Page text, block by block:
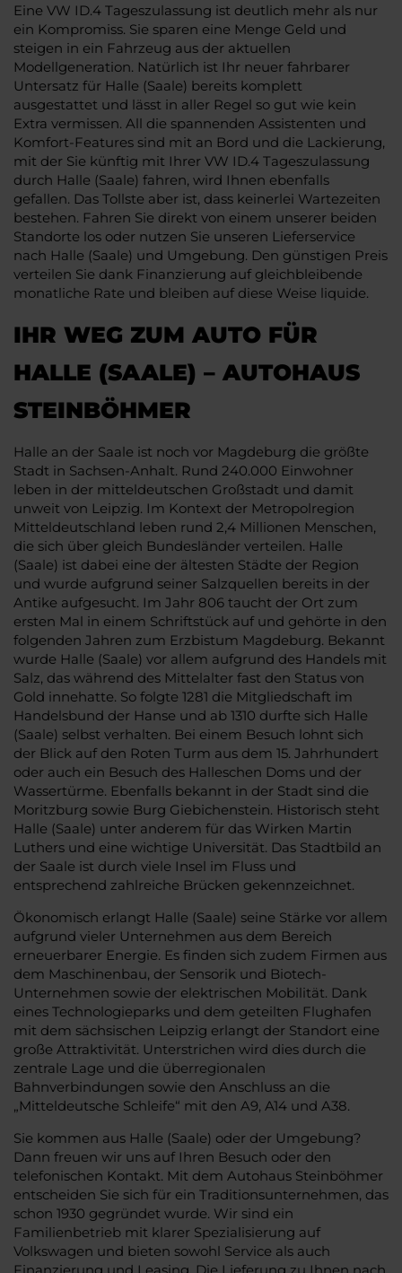
Eine VW ID.4 Tageszulassung ist deutlich mehr als nur
ein Kompromiss. Sie sparen eine Menge Geld und
steigen in ein Fahrzeug aus der aktuellen
Modellgeneration. Natürlich ist Ihr neuer fahrbarer
Untersatz für Halle (Saale) bereits komplett
ausgestattet und lässt in aller Regel so gut wie kein
Extra vermissen. All die spannenden Assistenten und
Komfort-Features sind mit an Bord und die Lackierung,
mit der Sie künftig mit Ihrer VW ID.4 Tageszulassung
durch Halle (Saale) fahren, wird Ihnen ebenfalls
gefallen. Das Tollste aber ist, dass keinerlei Wartezeiten
bestehen. Fahren Sie direkt von einem unserer beiden
Standorte los oder nutzen Sie unseren Lieferservice
nach Halle (Saale) und Umgebung. Den günstigen Preis
verteilen Sie dank Finanzierung auf gleichbleibende
monatliche Rate und bleiben auf diese Weise liquide.
IHR WEG ZUM AUTO FÜR
HALLE (SAALE) – AUTOHAUS
STEINBÖHMER
Halle an der Saale ist noch vor Magdeburg die größte
Stadt in Sachsen-Anhalt. Rund 240.000 Einwohner
leben in der mitteldeutschen Großstadt und damit
unweit von Leipzig. Im Kontext der Metropolregion
Mitteldeutschland leben rund 2,4 Millionen Menschen,
die sich über gleich Bundesländer verteilen. Halle
(Saale) ist dabei eine der ältesten Städte der Region
und wurde aufgrund seiner Salzquellen bereits in der
Antike aufgesucht. Im Jahr 806 taucht der Ort zum
ersten Mal in einem Schriftstück auf und gehörte in den
folgenden Jahren zum Erzbistum Magdeburg. Bekannt
wurde Halle (Saale) vor allem aufgrund des Handels mit
Salz, das während des Mittelalter fast den Status von
Gold innehatte. So folgte 1281 die Mitgliedschaft im
Handelsbund der Hanse und ab 1310 durfte sich Halle
(Saale) selbst verhalten. Bei einem Besuch lohnt sich
der Blick auf den Roten Turm aus dem 15. Jahrhundert
oder auch ein Besuch des Halleschen Doms und der
Wassertürme. Ebenfalls bekannt in der Stadt sind die
Moritzburg sowie Burg Giebichenstein. Historisch steht
Halle (Saale) unter anderem für das Wirken Martin
Luthers und eine wichtige Universität. Das Stadtbild an
der Saale ist durch viele Insel im Fluss und
entsprechend zahlreiche Brücken gekennzeichnet.
Ökonomisch erlangt Halle (Saale) seine Stärke vor allem
aufgrund vieler Unternehmen aus dem Bereich
erneuerbarer Energie. Es finden sich zudem Firmen aus
dem Maschinenbau, der Sensorik und Biotech-
Unternehmen sowie der elektrischen Mobilität. Dank
eines Technologieparks und dem geteilten Flughafen
mit dem sächsischen Leipzig erlangt der Standort eine
große Attraktivität. Unterstrichen wird dies durch die
zentrale Lage und die überregionalen
Bahnverbindungen sowie den Anschluss an die
„Mitteldeutsche Schleife“ mit den A9, A14 und A38.
Sie kommen aus Halle (Saale) oder der Umgebung?
Dann freuen wir uns auf Ihren Besuch oder den
telefonischen Kontakt. Mit dem Autohaus Steinböhmer
entscheiden Sie sich für ein Traditionsunternehmen, das
schon 1930 gegründet wurde. Wir sind ein
Familienbetrieb mit klarer Spezialisierung auf
Volkswagen und bieten sowohl Service als auch
Finanzierung und Leasing. Die Lieferung zu Ihnen nach